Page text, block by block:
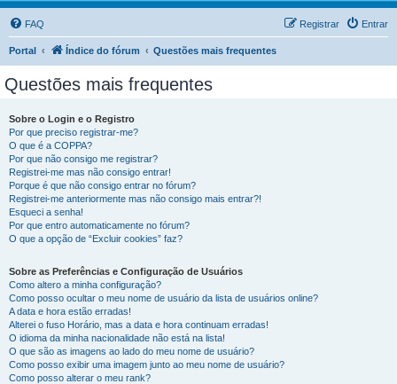
FAQ Entrar
Registrar
Portal Índice do fórum Questões mais frequentes
Questões mais frequentes
Sobre o Login e o Registro
Por que preciso registrar-me?
O que é a COPPA?
Por que não consigo me registrar?
Registrei-me mas não consigo entrar!
Porque é que não consigo entrar no fórum?
Registrei-me anteriormente mas não consigo mais entrar?!
Esqueci a senha!
Por que entro automaticamente no fórum?
O que a opção de “Excluir cookies” faz?
Sobre as Preferências e Configuração de Usuários
Como altero a minha configuração?
Como posso ocultar o meu nome de usuário da lista de usuários online?
A data e hora estão erradas!
Alterei o fuso Horário, mas a data e hora continuam erradas!
O idioma da minha nacionalidade não está na lista!
O que são as imagens ao lado do meu nome de usuário?
Como posso exibir uma imagem junto ao meu nome de usuário?
Como posso alterar o meu rank?